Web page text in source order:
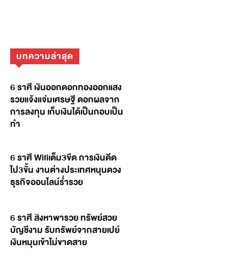
บทความล่าสุด
6 ราศี เงินออกดอกทองออกแสง
รวยแจ้งแจ่มเศรษฐี ดอกผลจาก
การลงทุน เก็บเงินได้เป็นกอบเป็น
กำ
6 ราศี Wifiเต็ม3ขีด การเงินดีด
ไป3ขั้น งานต่างประเทศหนุนดวง
ธุรกิจออนไลน์ร่ำรวย
6 ราศี สิงหาพารวย ทรัพย์สวย
บัญชีงาม รับทรัพย์จากสายเปย์
เงินหมุนเข้าไม่ขาดสาย